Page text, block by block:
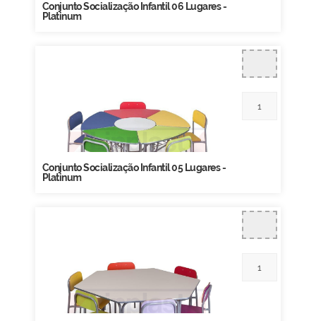
Conjunto Socialização Infantil 06 Lugares -
Platinum
Conjunto Socialização Infantil 05 Lugares -
Platinum